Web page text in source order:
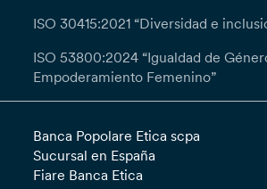
ISO 30415:2021 “Diversidad e
ISO 53800:2024 “Igualdad de
Empoderamiento Femenino”
Banca Popolare Etica scpa
Sucursal en España
Fiare Banca Etica